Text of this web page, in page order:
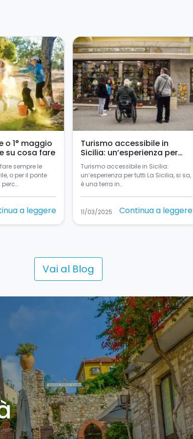
o 1° maggio
su cosa fare
sempre le
o per il ponte
a leggere
Turismo accessibile in
Sicilia: un’esperienza per
tutti
Turismo accessibile in Sicilia:
un’esperienza per tutti La Sicilia, si sa,
è una terra in…
11/03/2025 Continua a leggere
Vai al Blog